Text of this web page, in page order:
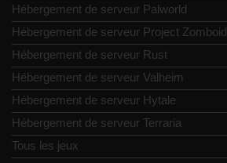
Hébergement de serveur Palworld
Hébergement de serveur Project Zomboid
Hébergement de serveur Rust
Hébergement de serveur Valheim
Hébergement de serveur Hytale
Hébergement de serveur Terraria
Tous les jeux